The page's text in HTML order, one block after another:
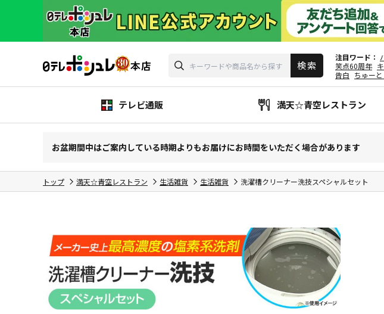
注目ワード
笑点60周年
告白 ちゅー
テレビ通販 満天☆青空レストラン
お盆期間中はご案内している時期よりもお届けにお時間をいただく場合があります
トップ 満天☆青空レストラン 生活雑貨 生活雑貨 洗濯槽クリーナー洗技スペシャルセット